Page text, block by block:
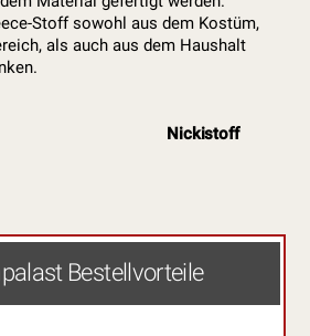
Stoff sowohl aus dem Kostüm,
als auch aus dem Haushalt
Nickistoff
Bestellvorteile